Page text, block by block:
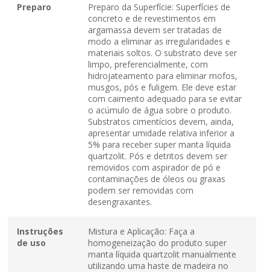
Preparo
Preparo da Superfície: Superfícies de
concreto e de revestimentos em
argamassa devem ser tratadas de
modo a eliminar as irregularidades e
materiais soltos. O substrato deve ser
limpo, preferencialmente, com
hidrojateamento para eliminar mofos,
musgos, pós e fuligem. Ele deve estar
com caimento adequado para se evitar
o acúmulo de água sobre o produto.
Substratos cimentícios devem, ainda,
apresentar umidade relativa inferior a
5% para receber super manta líquida
quartzolit. Pós e detritos devem ser
removidos com aspirador de pó e
contaminações de óleos ou graxas
podem ser removidas com
desengraxantes.
Instruções
de uso
Mistura e Aplicação: Faça a
homogeneização do produto super
manta líquida quartzolit manualmente
utilizando uma haste de madeira no